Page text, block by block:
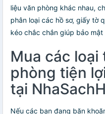
liệu văn phòng khác nhau,
phân loại các hồ sơ, giấy tờ
kéo chắc chắn giúp bảo
Mua các
phòng tiện
tại
Nếu các bạn đang băn